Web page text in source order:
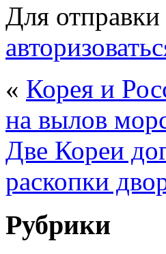
Для
« Корея и
на вылов
Две Кореи
раскопки
Рубрики